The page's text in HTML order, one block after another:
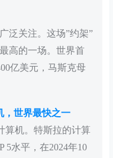
泛关注。这场”约架”
高的一场。世界首
亿美元，马斯克母
，世界最快之一
算机。特斯拉的计算
5水平，在2024年10